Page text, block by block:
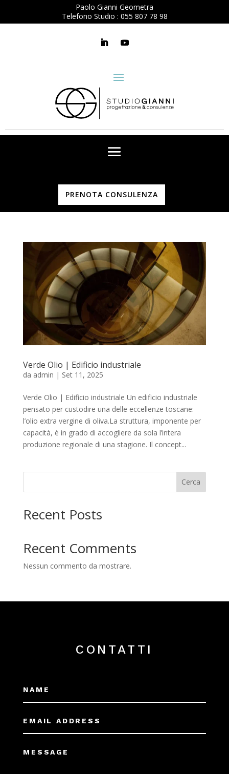
Paolo Gianni Geometra
Telefono Studio : 055 807 78 98
PRENOTA CONSULENZA
Verde Olio | Edificio industriale
da admin | Set 11, 2025
Verde Olio | Edificio industriale Un edificio industriale
pensato per custodire una delle eccellenze toscane:
l’olio extra vergine di oliva.La struttura, imponente per
capacità, è in grado di accogliere da sola l’intera
produzione regionale di una stagione. Il concept...
Cerca
Recent Posts
Recent Comments
Nessun commento da mostrare.
CONTATTI